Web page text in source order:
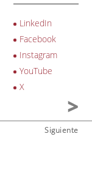
LinkedIn
Facebook
Instagram
YouTube
X
Siguiente